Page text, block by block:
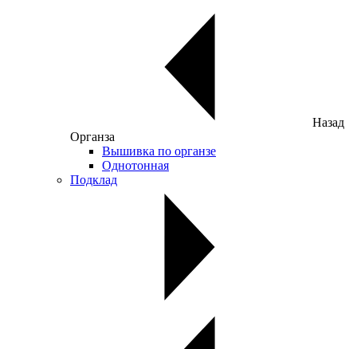
Назад
Органза
Вышивка по органзе
Однотонная
Подклад